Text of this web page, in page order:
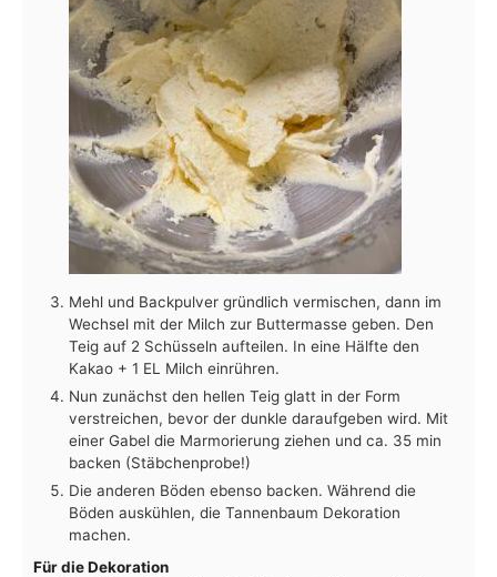
Mehl und Backpulver gründlich vermischen, dann im
Wechsel mit der Milch zur Buttermasse geben. Den
Teig auf 2 Schüsseln aufteilen. In eine Hälfte den
Kakao + 1 EL Milch einrühren.
Nun zunächst den hellen Teig glatt in der Form
verstreichen, bevor der dunkle daraufgeben wird. Mit
einer Gabel die Marmorierung ziehen und ca. 35 min
backen (Stäbchenprobe!)
Die anderen Böden ebenso backen. Während die
Böden auskühlen, die Tannenbaum Dekoration
machen.
Für die Dekoration